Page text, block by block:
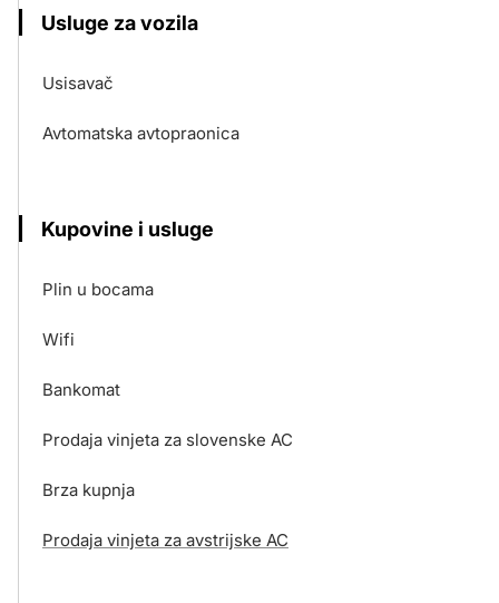
Usluge za vozila
Usisavač
Avtomatska avtopraonica
Kupovine i usluge
Plin u bocama
Wifi
Bankomat
Prodaja vinjeta za slovenske AC
Brza kupnja
Prodaja vinjeta za avstrijske AC